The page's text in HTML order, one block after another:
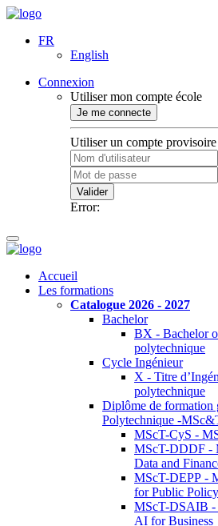
FR
English
Connexion
Utiliser mon compte école
Je me connecte
Utiliser un compte provisoire
Valider
Error:
Accueil
Les formations
Catalogue 2026 - 2027
Bachelor
BX - Bachelor
polytechnique
Cycle Ingénieur
X - Titre
polytechnique
Diplôme de formation
Polytechnique -
MScT-CyS -
MScT-DDDF -
Data and
MScT-DEPP -
for Public
MScT-DSAIB -
AI for Business